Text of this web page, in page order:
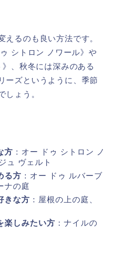
えるのも良い方法です。
シトロン ノワール》や
》、秋冬には深みのある
ーズというように、季節
しょう。
方 ：オー ドゥ シトロン ノ
ュ ヴェルト
る方 ：オー ドゥ ルバーブ
ナの庭
きな方 ：屋根の上の庭、
楽しみたい方 ：ナイルの